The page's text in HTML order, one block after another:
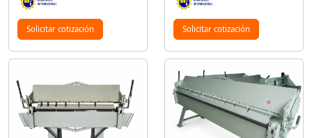
Solicitar cotización Solicitar cotización